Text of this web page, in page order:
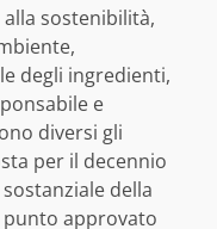
sostenibilità,
degli ingredienti,
e
diversi gli
per il decennio
della
approvato